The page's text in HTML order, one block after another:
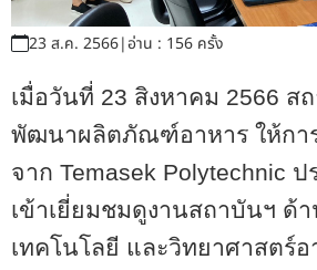
23 ส.ค. 2566|อ่าน : 156 ครั้ง
เมื่อวันที่ 23 สิงหาคม 2566 ส
พัฒนาผลิตภัณฑ์อาหาร ให้กา
จาก Temasek Polytechnic ป
เข้าเยี่ยมชมดูงานสถาบันฯ ด้
เทคโนโลยี และวิทยาศาสตร์อ